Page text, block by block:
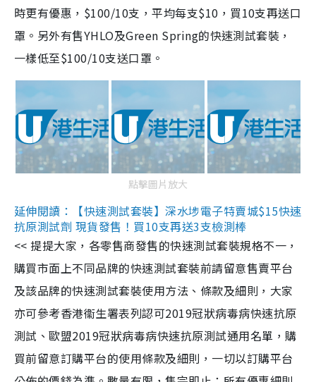
時更有優惠，$100/10支，平均每支$10，買10支再送口
罩。另外有售YHLO及Green Spring的快速測試套裝，
一樣低至$100/10支送口罩。
點擊圖片放大
延伸閱讀：【快速測試套裝】深水埗電子特賣城$15快速
抗原測試劑 現貨發售！買10支再送3支檢測棒
<< 提提大家，各零售商發售的快速測試套裝規格不一，
購買市面上不同品牌的快速測試套裝前請留意售賣平台
及該品牌的快速測試套裝使用方法、條款及細則，大家
亦可參考香港衞生署表列認可2019冠狀病毒病快速抗原
測試、歐盟2019冠狀病毒病快速抗原測試通用名單，購
買前留意訂購平台的使用條款及細則，一切以訂購平台